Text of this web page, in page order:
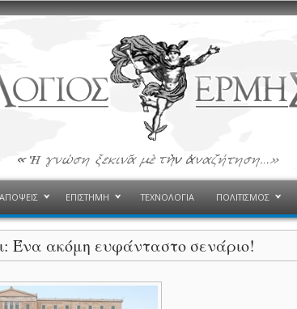
ΑΠΟΨΕΙΣ ΕΠΙΣΤΗΜΗ ΤΕΧΝΟΛΟΓΙΑ ΠΟΛΙΤΙΣΜΟΣ
Ένα ακόμη ευφάνταστο σενάριο!